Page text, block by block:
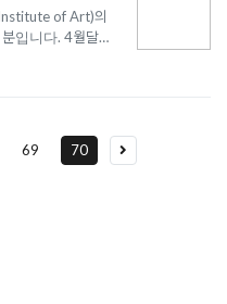
of Art)의
입니다. 4월달에
기 때문에 좋은 결
을 기쁘게 받아주
69 70